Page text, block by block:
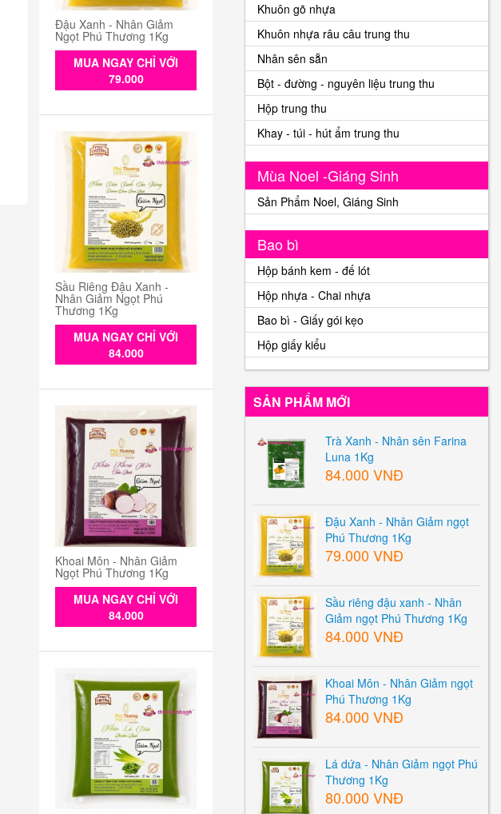
Đậu Xanh - Nhân Giảm
Ngọt Phú Thương 1Kg
MUA NGAY CHỈ VỚI
79.000
Sầu Riêng Đậu Xanh -
Nhân Giảm Ngọt Phú
Thương 1Kg
MUA NGAY CHỈ VỚI
84.000
Khoai Môn - Nhân Giảm
Ngọt Phú Thương 1Kg
MUA NGAY CHỈ VỚI
84.000
Khuôn gõ nhựa
Khuôn nhựa râu câu trung thu
Nhân sên sẵn
Bột - đường - nguyên liệu trung thu
Hộp trung thu
Khay - túi - hút ẩm trung thu
Mùa Noel -Giáng Sinh
Sản Phẩm Noel, Giáng Sinh
Bao bì
Hộp bánh kem - đế lót
Hộp nhựa - Chai nhựa
Bao bì - Giấy gói kẹo
Hộp giấy kiểu
SẢN PHẨM MỚI
Trà Xanh - Nhân sên Farina
Luna 1Kg
84.000 VNĐ
Đậu Xanh - Nhân Giảm ngọt
Phú Thương 1Kg
79.000 VNĐ
Sầu riêng đậu xanh - Nhân
Giảm ngọt Phú Thương 1Kg
84.000 VNĐ
Khoai Môn - Nhân Giảm ngọt
Phú Thương 1Kg
84.000 VNĐ
Lá dứa - Nhân Giảm ngọt Phú
Thương 1Kg
80.000 VNĐ